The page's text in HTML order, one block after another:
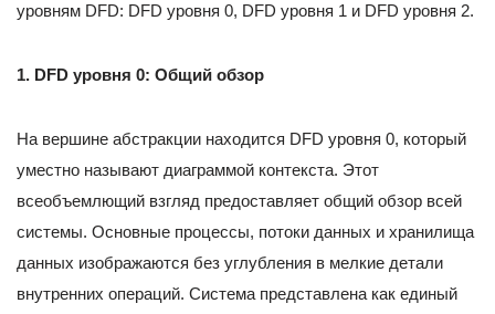
уровням DFD: DFD уровня 0, DFD уровня 1 и DFD уровня 2.
1. DFD уровня 0: Общий обзор
На вершине абстракции находится DFD уровня 0, который
уместно называют диаграммой контекста. Этот
всеобъемлющий взгляд предоставляет общий обзор всей
системы. Основные процессы, потоки данных и хранилища
данных изображаются без углубления в мелкие детали
внутренних операций. Система представлена как единый